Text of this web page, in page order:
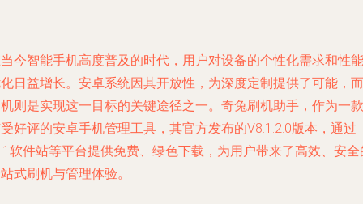
今智能手机高度普及的时代，用户对设备的个性化需求和性能
日益增长。安卓系统因其开放性，为深度定制提供了可能，而
则是实现这一目标的关键途径之一。奇兔刷机助手，作为一款
好评的安卓手机管理工具，其官方发布的V8.1.2.0版本，通过
软件站等平台提供免费、绿色下载，为用户带来了高效、安全
式刷机与管理体验。